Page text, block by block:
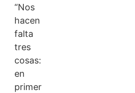
“Nos
hacen
falta
tres
cosas:
en
primer